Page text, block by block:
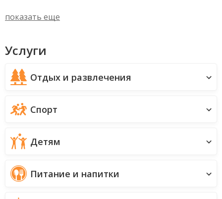
показать еще
Услуги
Отдых и развлечения
Спорт
Детям
Питание и напитки